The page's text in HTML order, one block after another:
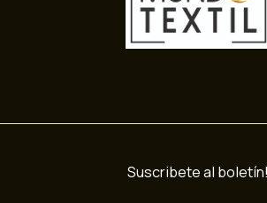
Suscribete al boletín!